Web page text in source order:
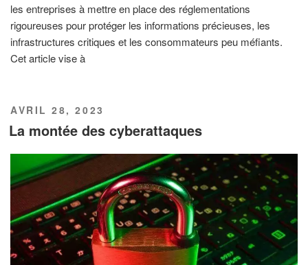
les entreprises à mettre en place des réglementations
rigoureuses pour protéger les informations précieuses, les
infrastructures critiques et les consommateurs peu méfiants.
Cet article vise à
PUBLIÉ
LE
AVRIL 28, 2023
La montée des cyberattaques